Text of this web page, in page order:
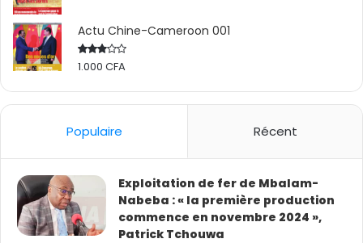
Actu Chine-Cameroon 001
Rated
1.000 CFA
Populaire Récent
Exploitation de fer de Mbalam-
Nabeba : « la première production
commence en novembre 2024 »,
Patrick Tchouwa